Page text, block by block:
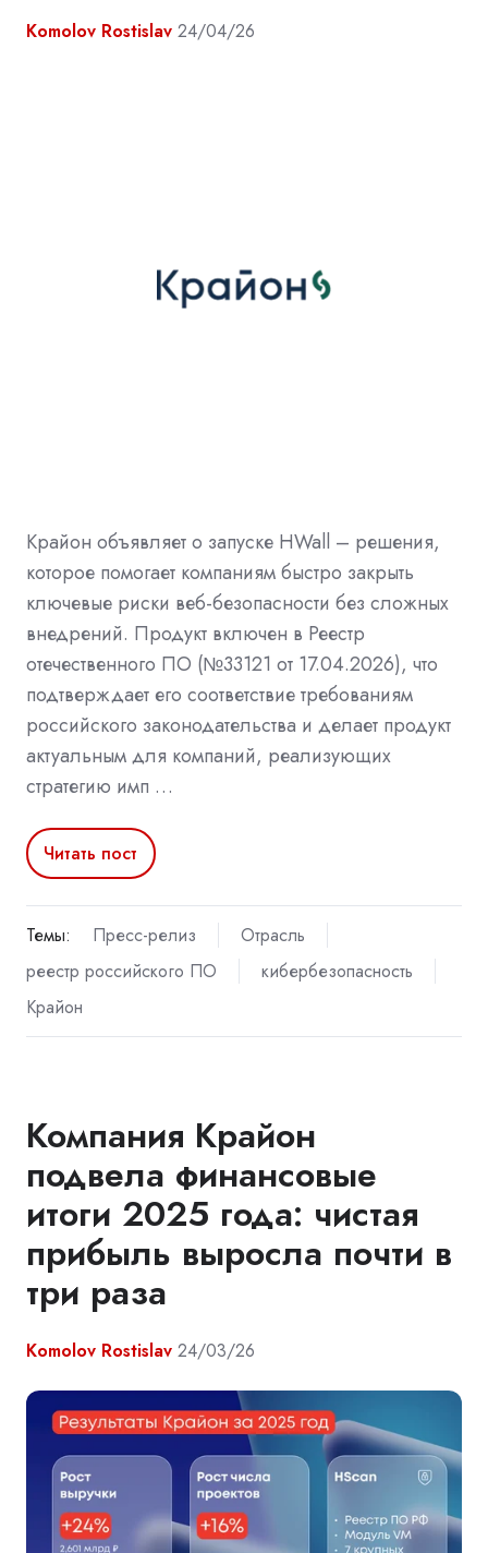
Komolov Rostislav 24/04/26
Крайон объявляет о запуске HWall – решения,
которое помогает компаниям быстро закрыть
ключевые риски веб-безопасности без сложных
внедрений. Продукт включен в Реестр
отечественного ПО (№33121 от 17.04.2026), что
подтверждает его соответствие требованиям
российского законодательства и делает продукт
актуальным для компаний, реализующих
стратегию имп …
Читать пост
Темы: Пресс-релиз
Отрасль
реестр российского ПО
кибербезопасность
Крайон
Компания Крайон
подвела финансовые
итоги 2025 года: чистая
прибыль выросла почти в
три раза
Komolov Rostislav 24/03/26